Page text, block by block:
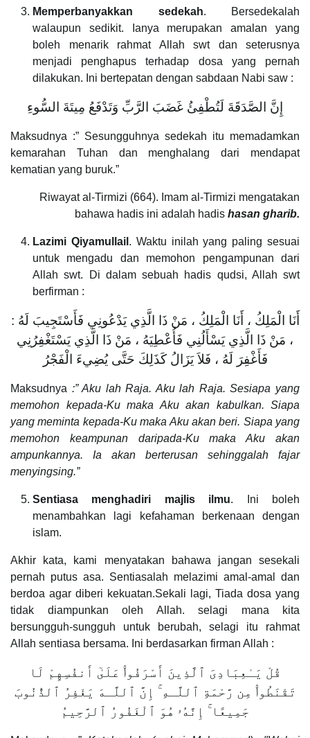
Memperbanyakkan sedekah. Bersedekalah
walaupun sedikit. Ianya merupakan amalan yang
boleh menarik rahmat Allah swt dan seterusnya
menjadi penghapus terhadap dosa yang pernah
dilakukan. Ini bertepatan dengan sabdaan Nabi saw :
إِنَّ الصَّدَقَةَ لَتُطْفِئُ غَضَبَ الرَّبِّ وَتَدْفَعُ مِيتَةَ السُّوءِ
Maksudnya :” Sesungguhnya sedekah itu memadamkan
kemarahan Tuhan dan menghalang dari mendapat
kematian yang buruk.”
Riwayat al-Tirmizi (664). Imam al-Tirmizi mengatakan
bahawa hadis ini adalah hadis hasan gharib.
Lazimi Qiyamullail . Waktu inilah yang paling sesuai
untuk mengadu dan memohon pengampunan dari
Allah swt. Di dalam sebuah hadis qudsi, Allah swt
berfirman :
: أَنَا الْمَلِكُ ، أَنَا الْمَلِكُ ، مَنْ ذَا الَّذِي يَدْعُونِي فَأَسْتَجِيبَ لَهُ
، مَنْ ذَا الَّذِي يَسْأَلُنِي فَأُعْطِيَهُ ، مَنْ ذَا الَّذِي يَسْتَغْفِرُنِي
فَأَغْفِرَ لَهُ ، فَلاَ يَزَالُ كَذَلِكَ حَتَّى يُضِيءَ الْفَجْرُ
Maksudnya :” Aku lah Raja. Aku lah Raja. Sesiapa yang
memohon kepada-Ku maka Aku akan kabulkan. Siapa
yang meminta kepada-Ku maka Aku akan beri. Siapa yang
memohon keampunan daripada-Ku maka Aku akan
ampunkannya. Ia akan berterusan sehinggalah fajar
menyingsing.”
Sentiasa menghadiri majlis ilmu. Ini boleh
menambahkan lagi kefahaman berkenaan dengan
islam.
Akhir kata, kami menyatakan bahawa jangan sesekali
pernah putus asa. Sentiasalah melazimi amal-amal dan
berdoa agar diberi kekuatan.Sekali lagi, Tiada dosa yang
tidak diampunkan oleh Allah. selagi mana kita
bersungguh-sungguh untuk berubah, selagi itu rahmat
Allah sentiasa bersama. Ini berdasarkan firman Allah :
قُلْ يَـٰعِبَادِىَ ٱلَّذِينَ أَسْرَفُوا۟ عَلَىٰٓ أَنفُسِهِمْ لَا
تَقْنَطُوا۟ مِن رَّحْمَةِ ٱللَّـهِ ۚ إِنَّ ٱللَّـهَ يَغْفِرُ ٱلذُّنُوبَ
جَمِيعًا ۚ إِنَّهُۥ هُوَ ٱلْغَفُورُ ٱلرَّحِيمُ